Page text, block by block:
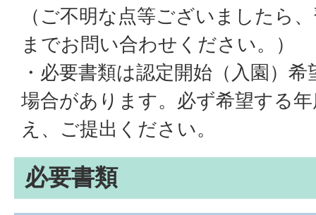
（ご不明な点等ございましたら
までお問い合わせください。）
・必要書類は認定開始（入園）
場合があります。必ず希望する
え、ご提出ください。
必要書類